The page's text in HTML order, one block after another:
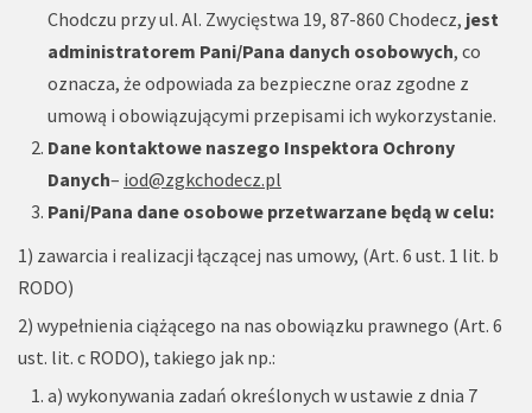
Chodczu przy ul. Al. Zwycięstwa 19, 87-860 Chodecz, jest
administratorem Pani/Pana danych osobowych, co
oznacza, że odpowiada za bezpieczne oraz zgodne z
umową i obowiązującymi przepisami ich wykorzystanie.
Dane kontaktowe naszego Inspektora Ochrony
Danych– iod@zgkchodecz.pl
Pani/Pana dane osobowe przetwarzane będą w celu:
1) zawarcia i realizacji łączącej nas umowy, (Art. 6 ust. 1 lit. b
RODO)
2) wypełnienia ciążącego na nas obowiązku prawnego (Art. 6
ust. lit. c RODO), takiego jak np.:
a) wykonywania zadań określonych w ustawie z dnia 7